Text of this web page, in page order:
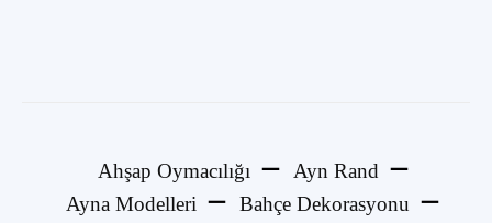
Ahşap Oymacılığı
Ayn Rand
Ayna Modelleri
Bahçe Dekorasyonu